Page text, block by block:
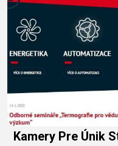
Kamery Pre Únik